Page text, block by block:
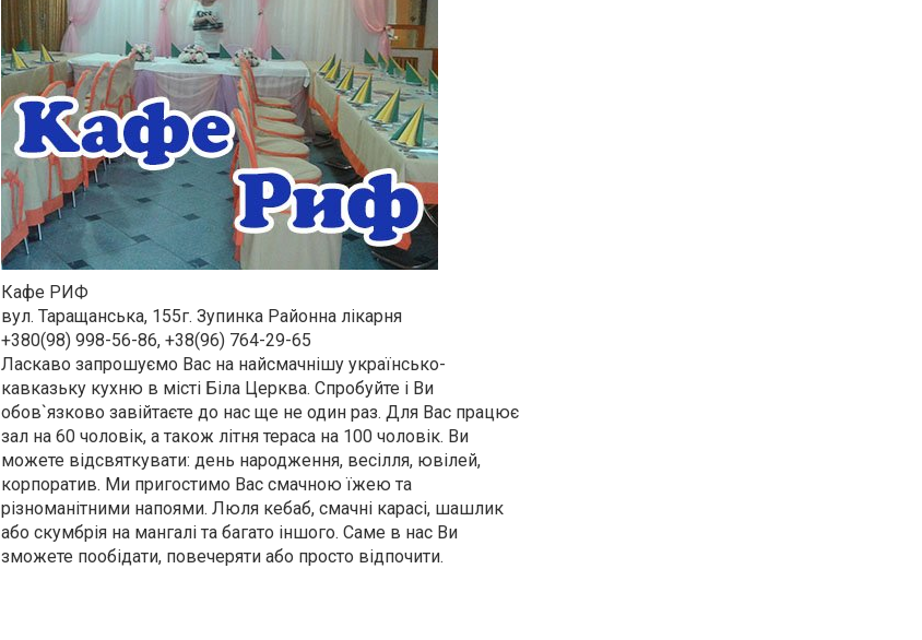
Кафе РИФ
вул. Таращанська, 155г. Зупинка Районна лікарня
+380(98) 998-56-86, +38(96) 764-29-65
Ласкаво запрошуємо Вас на найсмачнішу українсько-
кавказьку кухню в місті Біла Церква. Спробуйте і Ви
обов`язково завійтаєте до нас ще не один раз. Для Вас працює
зал на 60 чоловік, а також літня тераса на 100 чоловік. Ви
можете відсвяткувати: день народження, весілля, ювілей,
корпоратив. Ми пригостимо Вас смачною їжею та
різноманітними напоями. Люля кебаб, смачні карасі, шашлик
або скумбрія на мангалі та багато іншого. Саме в нас Ви
зможете пообідати, повечеряти або просто відпочити.